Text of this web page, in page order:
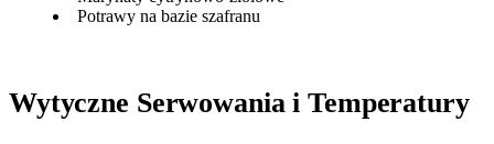
Potrawy na bazie szafranu
Wytyczne Serwowania i Temperatury